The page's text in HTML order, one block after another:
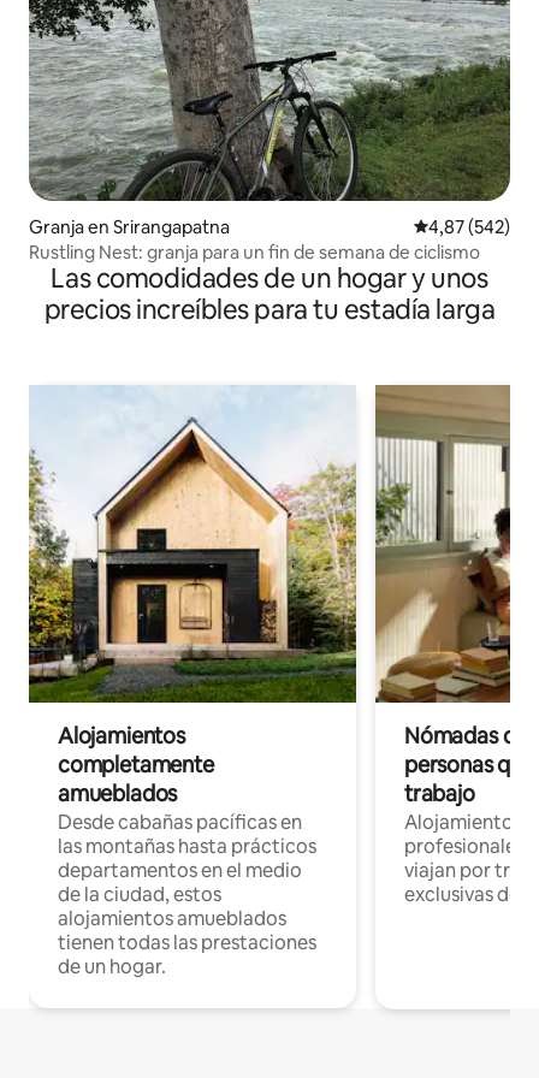
Granja en Srirangapatna Calificación
4,87 (542)
Rustling Nest: granja para un fin de semana de ciclismo
Las comodidades de un hogar y unos
precios increíbles para tu estadía larga
Alojamientos
completamente
amueblados
Desde cabañas pacíficas en
las montañas hasta prácticos
departamentos en el medio
de la ciudad, estos
alojamientos amueblados
tienen todas las prestaciones
de un hogar.
Nómadas
personas
trabajo
Alojamientos
profesionales
viajan por
exclusivas de